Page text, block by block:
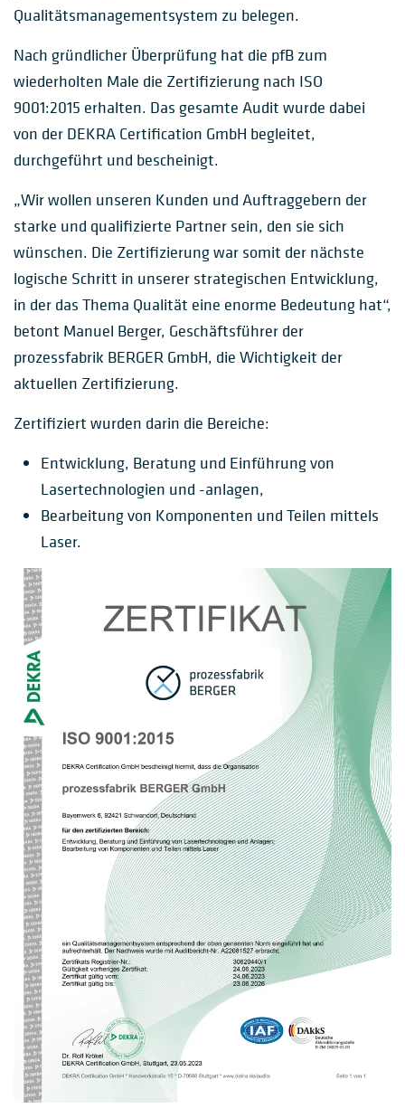
Qualitätsmanagementsystem zu belegen.
Nach gründlicher Überprüfung hat die pfB zum
wiederholten Male die Zertifizierung nach ISO
9001:2015 erhalten. Das gesamte Audit wurde dabei
von der DEKRA Certification GmbH begleitet,
durchgeführt und bescheinigt.
„Wir wollen unseren Kunden und Auftraggebern der
starke und qualifizierte Partner sein, den sie sich
wünschen. Die Zertifizierung war somit der nächste
logische Schritt in unserer strategischen Entwicklung,
in der das Thema Qualität eine enorme Bedeutung hat“,
betont Manuel Berger, Geschäftsführer der
prozessfabrik BERGER GmbH, die Wichtigkeit der
aktuellen Zertifizierung.
Zertifiziert wurden darin die Bereiche:
Entwicklung, Beratung und Einführung von
Lasertechnologien und -anlagen,
Bearbeitung von Komponenten und Teilen mittels
Laser.